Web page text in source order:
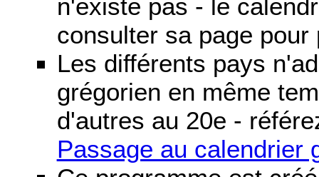
n'existe pas - le
consulter sa page pour
Les différents pays
grégorien en même
d'autres au 20e -
Passage au calendrier